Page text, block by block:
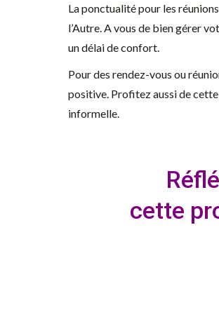
La ponctualité pour les
l’Autre. A vous de bien gérer
un délai de confort.
Pour des rendez-vous ou
positive. Profitez aussi de cette
informelle.
cette